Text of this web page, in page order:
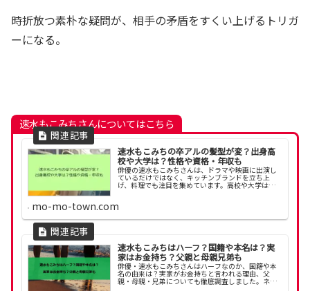
時折放つ素朴な疑問が、相手の矛盾をすくい上げるトリガ
ーになる。
速水もこみちさんについてはこちら
速水もこみちの卒アルの髪型が変？出身高
校や大学は？性格や資格・年収も
俳優の速水もこみちさんは、ドラマや映画に出演し
ているだけではなく、キッチンブランドを立ち上
げ、料理でも注目を集めています。高校や大学はど
した。
mo-mo-town.com
速水もこみちはハーフ？国籍や本名は？実
家はお金持ち？父親と母親兄弟も
俳優・速水もこみちさんはハーフなのか、国籍や本
名の由来は？実家がお金持ちと言われる理由、父
親・母親・兄弟についても徹底調査しました。ネッ